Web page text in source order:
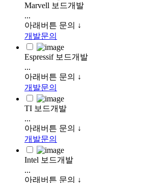
Marvell 보드개발
...
아래버튼 문의 ↓
개발문의
Espressif 보드개발
...
아래버튼 문의 ↓
개발문의
TI 보드개발
...
아래버튼 문의 ↓
개발문의
Intel 보드개발
...
아래버튼 문의 ↓